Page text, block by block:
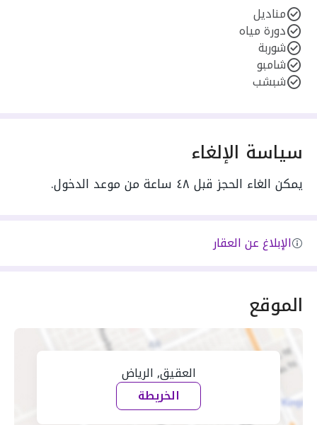
مناديل
دورة مياه
شوربة
شامبو
شبشب
سياسة الإلغاء
يمكن الغاء الحجز قبل ٤٨ ساعة من موعد الدخول.
الإبلاغ عن العقار
الموقع
العقيق, الرياض
الخريطة